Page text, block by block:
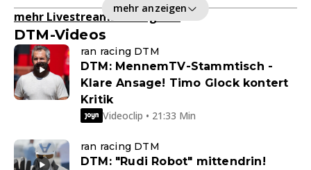
mehr anzeigen
mehr Livestreams anzeigen>
DTM-Videos
ran racing DTM
DTM: MennemTV-Stammtisch -
Klare Ansage! Timo Glock kontert
Kritik
Videoclip • 21:33 Min
ran racing DTM
DTM: "Rudi Robot" mittendrin!